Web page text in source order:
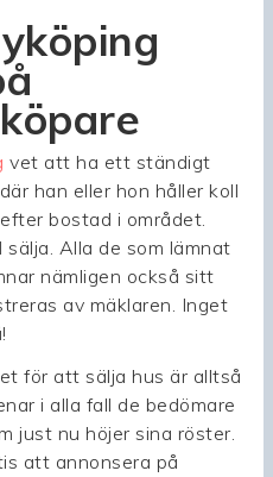
vet att ha ett ständigt
han eller hon håller koll
bostad i området.
Alla de som lämnat
nämligen också sitt
av mäklaren. Inget
för att sälja hus är alltså
i alla fall de bedömare
just nu höjer sina röster.
att annonsera på